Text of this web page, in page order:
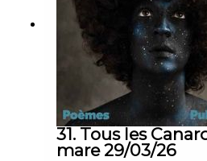
records) 2006NOUVO
PORNOGRAPHERS
(MERGE)
Man Army" - Blue Lines
31. Tous les
mare 29/03/26